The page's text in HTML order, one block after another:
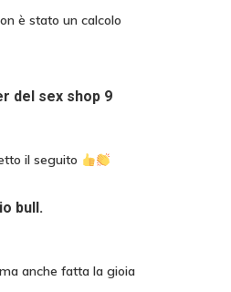
è stato un calcolo
del sex shop 9
il seguito
bull.
anche fatta la gioia